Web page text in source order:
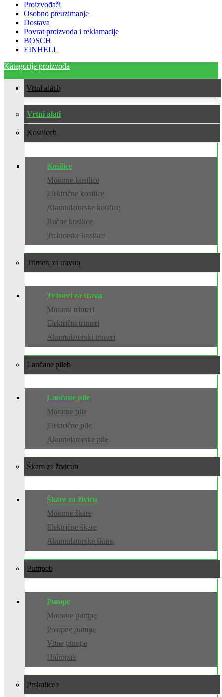
Proizvođači
Osobno preuzimanje
Dostava
Povrat proizvoda i reklamacije
BOSCH
EINHELL
Kategorije proizvoda
Vrtni alati
Vrtni alati
Kosilice
Kosilice
Motorne kosilice
Električne kosilice
Akumulatorske kosilice
Ručne kosilice
Traktorske kosilice
Trimeri za travu
Trimeri za travu
Motorni trimeri
Električni trimeri
Akumulatorski trimeri
Lančane pile
Lančane pile
Motorne pile
Električne pile
Akumulatorske pile
Škare za živicu
Škare za živicu
Motorne škare
Električne škare
Akumulatorske škare
Pumpe
Pumpe
Motorne pumpe
Potopne pumpe
Vrtne pumpe
Hidropak
Prskalice